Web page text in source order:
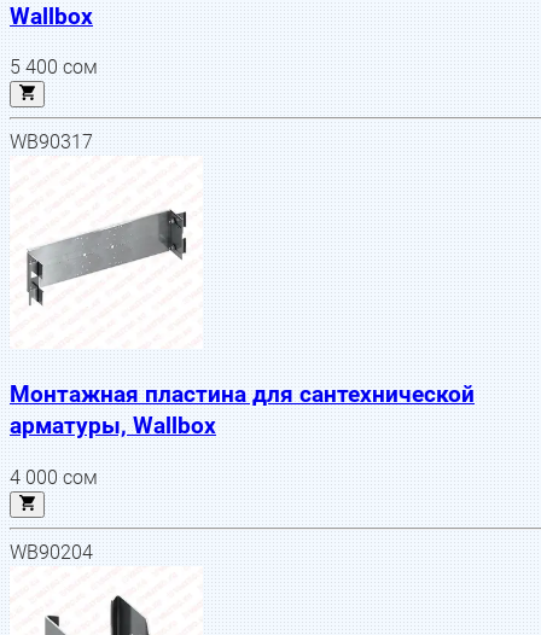
Wallbox
5 400сом
WB90317
Монтажная пластина для сантехнической
арматуры, Wallbox
4 000сом
WB90204